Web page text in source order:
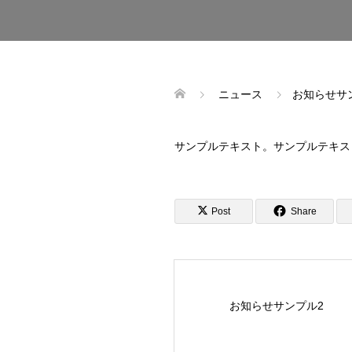
ニュース お知らせサ
サンプルテキスト。サンプルテキス
Post Share
お知らせサンプル2